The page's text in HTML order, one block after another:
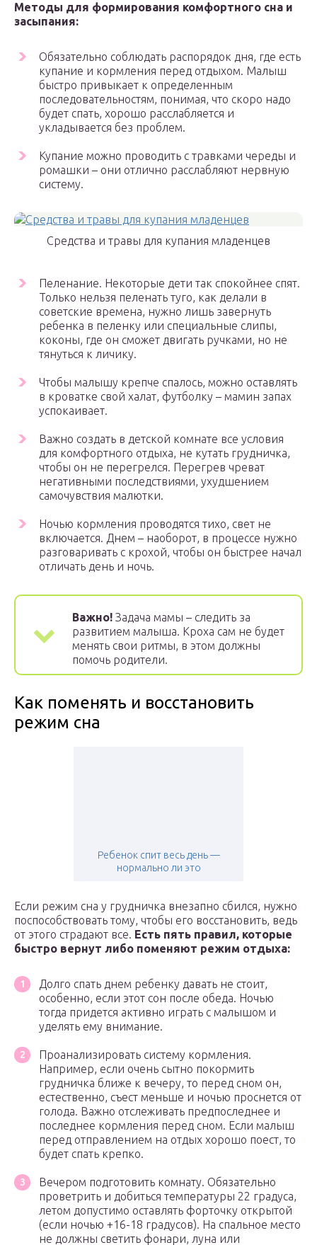
Методы для формирования комфортного сна и
засыпания:
Обязательно соблюдать распорядок дня, где есть
купание и кормления перед отдыхом. Малыш
быстро привыкает к определенным
последовательностям, понимая, что скоро надо
будет спать, хорошо расслабляется и
укладывается без проблем.
Купание можно проводить с травками череды и
ромашки – они отлично расслабляют нервную
систему.
Средства и травы для купания младенцев
Пеленание. Некоторые дети так спокойнее спят.
Только нельзя пеленать туго, как делали в
советские времена, нужно лишь завернуть
ребенка в пеленку или специальные слипы,
коконы, где он сможет двигать ручками, но не
тянуться к личику.
Чтобы малышу крепче спалось, можно оставлять
в кроватке свой халат, футболку – мамин запах
успокаивает.
Важно создать в детской комнате все условия
для комфортного отдыха, не кутать грудничка,
чтобы он не перегрелся. Перегрев чреват
негативными последствиями, ухудшением
самочувствия малютки.
Ночью кормления проводятся тихо, свет не
включается. Днем – наоборот, в процессе нужно
разговаривать с крохой, чтобы он быстрее начал
отличать день и ночь.
Важно! Задача мамы – следить за
развитием малыша. Кроха сам не будет
менять свои ритмы, в этом должны
помочь родители.
Как поменять и восстановить
режим сна
Ребенок спит весь день —
нормально ли это
Если режим сна у грудничка внезапно сбился, нужно
поспособствовать тому, чтобы его восстановить, ведь
от этого страдают все. Есть пять правил, которые
быстро вернут либо поменяют режим отдыха:
Долго спать днем ребенку давать не стоит,
особенно, если этот сон после обеда. Ночью
тогда придется активно играть с малышом и
уделять ему внимание.
Проанализировать систему кормления.
Например, если очень сытно покормить
грудничка ближе к вечеру, то перед сном он,
естественно, съест меньше и ночью проснется от
голода. Важно отслеживать предпоследнее и
последнее кормления перед сном. Если малыш
перед отправлением на отдых хорошо поест, то
будет спать крепко.
Вечером подготовить комнату. Обязательно
проветрить и добиться температуры 22 градуса,
летом допустимо оставлять форточку открытой
(если ночью +16-18 градусов). На спальное место
не должны светить фонари, луна или